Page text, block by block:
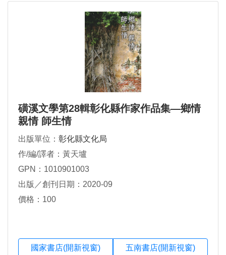
磺溪文學第28輯彰化縣作家作品集—鄉情
親情 師生情
出版單位： 彰化縣文化局
作/編/譯者：黃天壚
GPN：1010901003
出版／創刊日期：2020-09
價格：100
國家書店(開新視窗) 五南書店(開新視窗)